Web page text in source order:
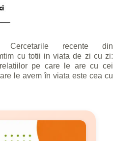
Cercetarile recente din
cu totii in viata de zi cu zi:
pe care le are cu cei
le avem în viata este cea cu